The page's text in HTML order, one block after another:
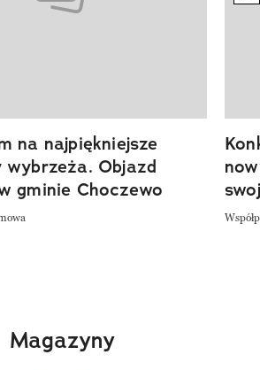
na najpiękniejsze
Objazd
gminie Choczewo
Magazyny